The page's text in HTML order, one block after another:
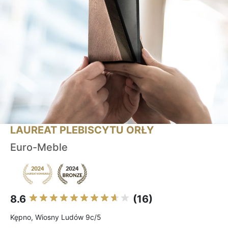
LAUREAT PLEBISCYTU ORŁY
Euro-Meble
8.6 (16)
Kępno, Wiosny Ludów 9c/5